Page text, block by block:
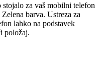
za vaš mobilni telefon
barva. Ustreza za
lahko na podstavek
položaj.